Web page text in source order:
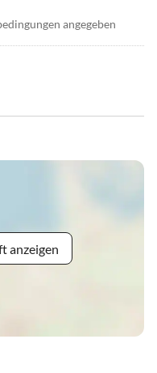
angegeben
anzeigen